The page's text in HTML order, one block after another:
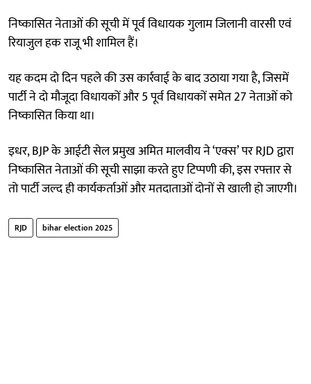
निष्कासित नेताओं की सूची में पूर्व विधायक गुलाम जिलानी वारसी एवं
रियाजुल हक राजू भी शामिल हैं।
यह कदम दो दिन पहले की उस कार्रवाई के बाद उठाया गया है, जिसमें
पार्टी ने दो मौजूदा विधायकों और 5 पूर्व विधायकों समेत 27 नेताओं को
निष्कासित किया था।
इधर, BJP के आईटी सेल प्रमुख अमित मालवीय ने ‘एक्स’ पर RJD द्वारा
निष्कासित नेताओं की सूची साझा करते हुए टिप्पणी की, इस रफ्तार से
तो पार्टी जल्द ही कार्यकर्ताओं और मतदाताओं दोनों से खाली हो जाएगी।
RJD bihar election 2025